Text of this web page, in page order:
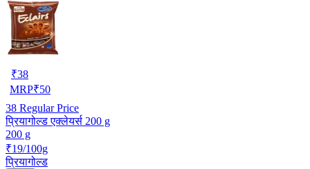
₹38
MRP₹50
38 Regular Price
प्रियागोल्ड एक्लेयर्स 200 g
200 g
₹19/100g
प्रियागोल्ड